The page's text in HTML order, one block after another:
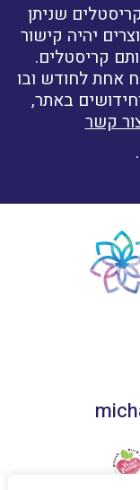
שניתן
יהיה קישור
קריסטלים.
אחת לחודש ובו
באתר,
קשר